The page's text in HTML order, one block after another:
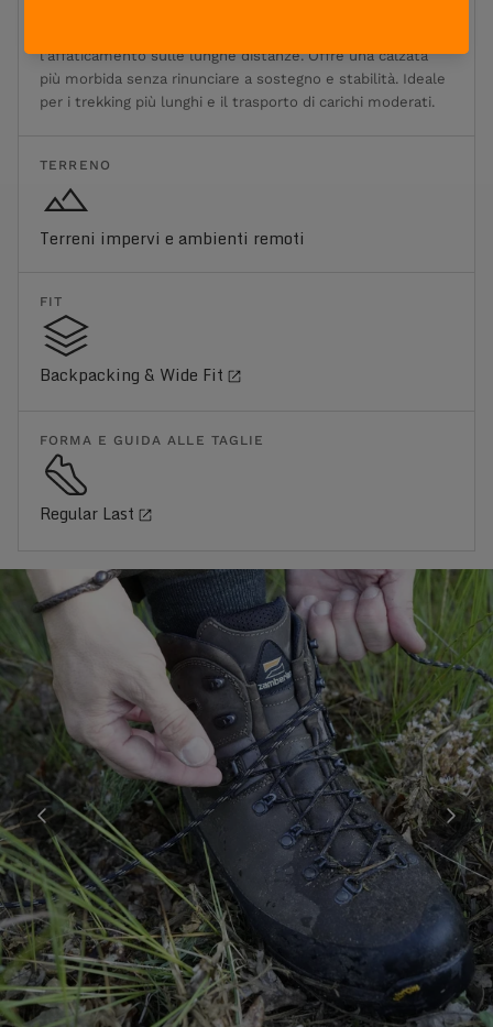
l'affaticamento sulle lunghe distanze. Offre una calzata
più morbida senza rinunciare a sostegno e stabilità. Ideale
per i trekking più lunghi e il trasporto di carichi moderati.
TERRENO
Terreni impervi e ambienti remoti
FIT
Backpacking & Wide Fit
FORMA E GUIDA ALLE TAGLIE
Regular Last